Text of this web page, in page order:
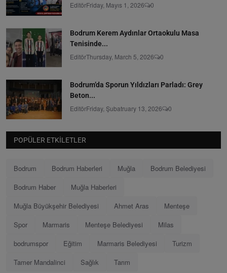
EditörFriday, Mayıs 1, 2026 0
Bodrum Kerem Aydınlar Ortaokulu Masa
Tenisinde...
EditörThursday, March 5, 2026 0
Bodrum’da Sporun Yıldızları Parladı: Grey
Beton...
EditörFriday, Şubatruary 13, 2026 0
POPÜLER ETKILETLER
Bodrum Bodrum Haberleri Muğla
Bodrum Belediyesi
Bodrum Haber
Muğla Haberleri
Muğla Büyükşehir Belediyesi
Ahmet Aras
Menteşe
Spor
Marmaris Menteşe Belediyesi
Milas
bodrumspor
Eğitim Marmaris Belediyesi
Turizm
Tamer Mandalinci
Sağlık Tarım